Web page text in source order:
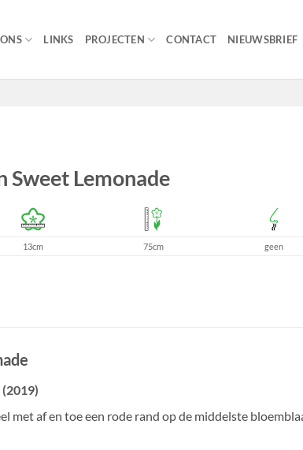
LINKS PROJECTEN CONTACT NIEUWSBRIEF
Sweet Lemonade
13cm 75cm geen
met af en toe een rode rand op de middelste